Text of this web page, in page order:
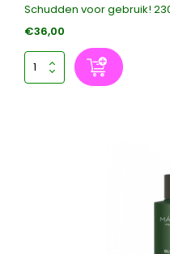
Schudden voor gebruik!
€36,00